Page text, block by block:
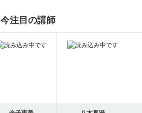
今注目の講師